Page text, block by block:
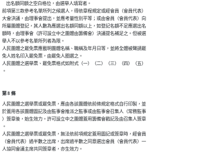
    出名額同額之空白格位，由選舉人填寫者。
前項第三款參考名單所列之候選人，得依章程規定或經會員（會員代表）
大會決議，由理事會提出，並應考量性別平等；或由會員（會員代表）向
所屬團體登記，其人數為應選出名額同額以上，如登記名額不足應選出名
額時，由理事會（許可設立中之團體由籌備會）決議提名補足之。但被選
舉人不以參考名單所列者為限。
人民團體之罷免票應載明團體名稱、職稱及年月日等，並將全體被聲請罷
免人姓名印入罷免票，由罷免人圈選之。
人民團體之選舉票、罷免票格式如附式（一）（二）（三）（四）（五）
。
第 8 條
人民團體之選舉票或罷免票，應由各該團體依前條規定格式自行印製，並
於蓋用各該團體圖記及由監事會推派之監事或由監事會召集人（常務監事
）簽章後，始生效力。許可設立中之團體蓋用籌備會戳記及由召集人簽章
。
人民團體之選舉票或罷免票，無法依前項規定蓋用圖記或簽章時，經會員
（會員代表）過半數之出席，出席過半數之同意選出會員（會員代表）一
人協同會議主席共同簽章者，亦生效力。